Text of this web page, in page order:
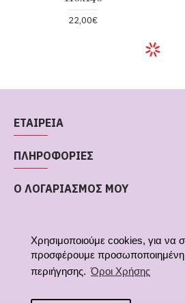
Χρησιμοποιούμε cookies, για να
προσφέρουμε προσωποποιημένη
περιήγησης. Όροι Χρήσης
22,00€
ΕΤΑΙΡΕΙΑ
ΠΛΗΡΟΦΟΡΙΕΣ
Ο ΛΟΓΑΡΙΑΣΜΟΣ ΜΟΥ